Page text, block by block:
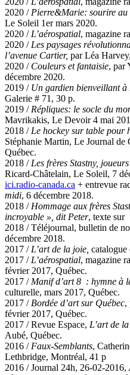
2020 /Pierre&Marie: sourire au
Le Soleil 1er mars 2020.
2020 /L’aérospatial, magazine
2020 /Les paysages
l’avenue Cartier, par Léa
2020 / Couleurs et fantaisie, par
décembre 2020.
2019 / Un gardien bienveillant
Galerie # 71, 30 p.
2019 /Répliques: le socle du
Mavrikakis, Le Devoir 4 mai
2018 /Le hockey sur table pour
Stéphanie Martin, Le Journal de
Québec.
2018 /Les frères Stastny,
Ricard-Châtelain, Le Soleil, 7
ici.radio-canada.ca + entrevue
midi, 6 décembre 2018.
2018 /Hommage aux frères
incroyable », dit Peter, texte sur
2018 / Téléjournal, bulletin de
décembre 2018.
2017 /L’art de la joie, catalogue
2017 /L’aérospatial, magazine
février 2017, Québec.
2017 /Manif d’art 8 : hymne à
culturelle, mars 2017, Québec.
2017 /Bordée d’art sur Québec,
février 2017, Québec.
2017 / Revue Espace, L’art de
Aubé, Québec.
2016 /Faux-Semblants,
Lethbridge, Montréal, 41 p
2016 / Journal 24h, 26-02-2016,